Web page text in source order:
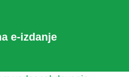
e-izdanje